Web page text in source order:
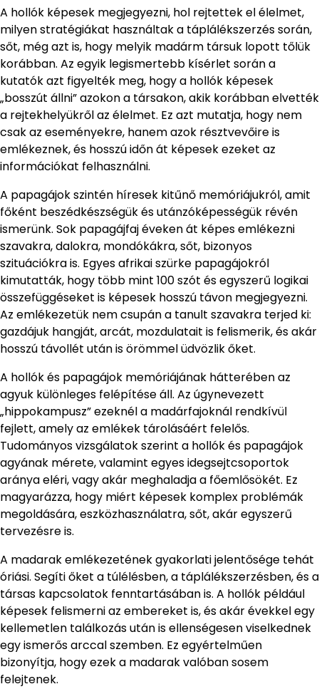
A hollók képesek megjegyezni, hol rejtettek el élelmet,
milyen stratégiákat használtak a táplálékszerzés során,
sőt, még azt is, hogy melyik madárm társuk lopott tőlük
korábban. Az egyik legismertebb kísérlet során a
kutatók azt figyelték meg, hogy a hollók képesek
„bosszút állni” azokon a társakon, akik korábban elvették
a rejtekhelyükről az élelmet. Ez azt mutatja, hogy nem
csak az eseményekre, hanem azok résztvevőire is
emlékeznek, és hosszú időn át képesek ezeket az
információkat felhasználni.
A papagájok szintén híresek kitűnő memóriájukról, amit
főként beszédkészségük és utánzóképességük révén
ismerünk. Sok papagájfaj éveken át képes emlékezni
szavakra, dalokra, mondókákra, sőt, bizonyos
szituációkra is. Egyes afrikai szürke papagájokról
kimutatták, hogy több mint 100 szót és egyszerű logikai
összefüggéseket is képesek hosszú távon megjegyezni.
Az emlékezetük nem csupán a tanult szavakra terjed ki:
gazdájuk hangját, arcát, mozdulatait is felismerik, és akár
hosszú távollét után is örömmel üdvözlik őket.
A hollók és papagájok memóriájának hátterében az
agyuk különleges felépítése áll. Az úgynevezett
„hippokampusz” ezeknél a madárfajoknál rendkívül
fejlett, amely az emlékek tárolásáért felelős.
Tudományos vizsgálatok szerint a hollók és papagájok
agyának mérete, valamint egyes idegsejtcsoportok
aránya eléri, vagy akár meghaladja a főemlősökét. Ez
magyarázza, hogy miért képesek komplex problémák
megoldására, eszközhasználatra, sőt, akár egyszerű
tervezésre is.
A madarak emlékezetének gyakorlati jelentősége tehát
óriási. Segíti őket a túlélésben, a táplálékszerzésben, és a
társas kapcsolatok fenntartásában is. A hollók például
képesek felismerni az embereket is, és akár évekkel egy
kellemetlen találkozás után is ellenségesen viselkednek
egy ismerős arccal szemben. Ez egyértelműen
bizonyítja, hogy ezek a madarak valóban sosem
felejtenek.